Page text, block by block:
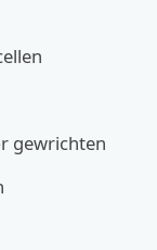
gewrichten